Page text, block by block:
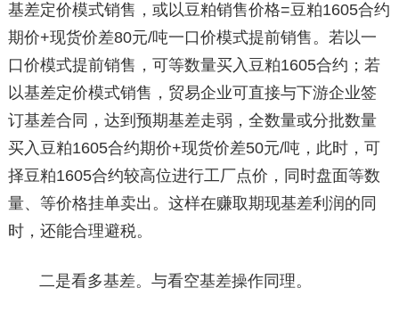
基差定价模式销售，或以豆粕销售价格=豆粕1605合约
期价+现货价差80元/吨一口价模式提前销售。若以一
口价模式提前销售，可等数量买入豆粕1605合约；若
以基差定价模式销售，贸易企业可直接与下游企业签
订基差合同，达到预期基差走弱，全数量或分批数量
买入豆粕1605合约期价+现货价差50元/吨，此时，可
择豆粕1605合约较高位进行工厂点价，同时盘面等数
量、等价格挂单卖出。这样在赚取期现基差利润的同
时，还能合理避税。
二是看多基差。与看空基差操作同理。